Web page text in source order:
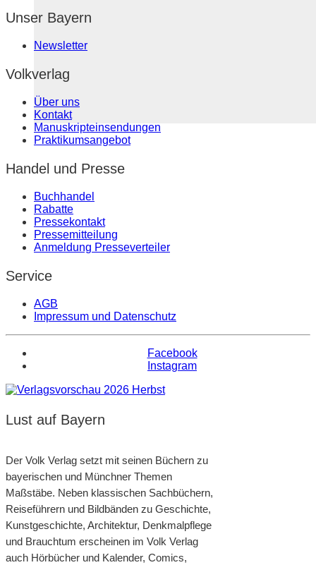
Unser Bayern
Newsletter
Volkverlag
Über uns
Kontakt
Manuskripteinsendungen
Praktikumsangebot
Handel und Presse
Buchhandel
Rabatte
Pressekontakt
Pressemitteilung
Anmeldung Presseverteiler
Service
AGB
Impressum und Datenschutz
Facebook
Instagram
Lust auf Bayern
Der Volk Verlag setzt mit seinen Büchern zu
bayerischen und Münchner Themen
Maßstäbe. Neben klassischen Sachbüchern,
Reiseführern und Bildbänden zu Geschichte,
Kunstgeschichte, Architektur, Denkmalpflege
und Brauchtum erscheinen im Volk Verlag
auch Hörbücher und Kalender, Comics,